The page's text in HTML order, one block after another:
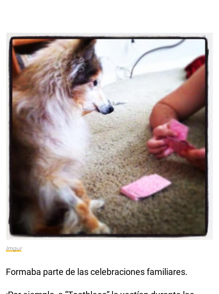
Imgur
Formaba parte de las celebraciones familiares.